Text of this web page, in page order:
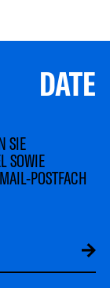
SIE
SOWIE
POSTFACH